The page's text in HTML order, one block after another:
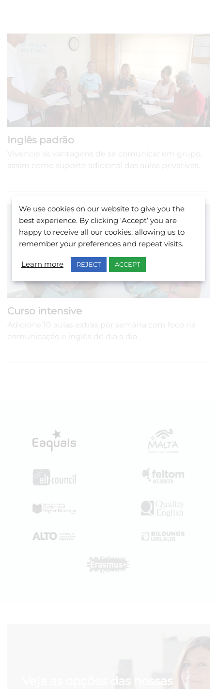
Inglês padrão
Vivencie as vantagens de se comunicar em grupo,
assim como suporte adicional das aulas privativas.
Curso intensive
Adicione 10 aulas extras por semana com foco na
comunicação e inglês do dia a dia.
Veja as opções das nossas
We use cookies on our website to give you the
best experience. By clicking ‘Accept’ you are
happy to receive all our cookies, allowing us to
remember your preferences and repeat visits.
Learn more REJECT ACCEPT